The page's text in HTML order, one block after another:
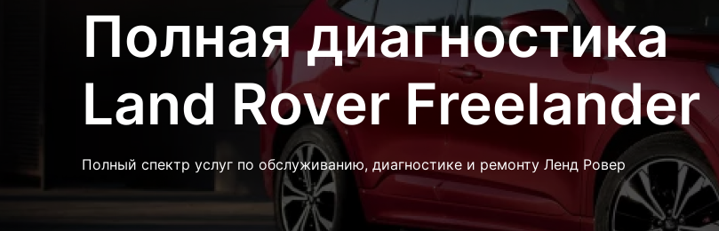
Полная диагностика
Land Rover Freelander
Полный спектр услуг по обслуживанию, диагностике и ремонту Ленд Ровер